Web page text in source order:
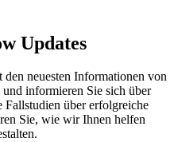
Updates
neuesten Informationen von
informieren Sie sich über
Fallstudien über erfolgreiche
Sie, wie wir Ihnen helfen